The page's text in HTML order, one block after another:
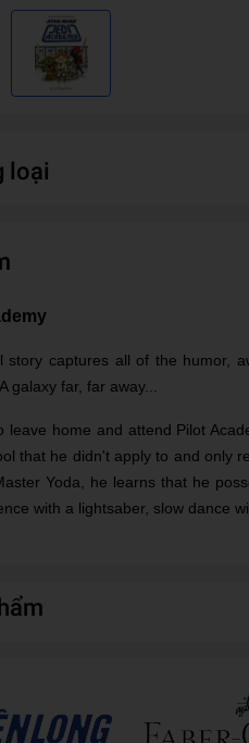
loại
story captures all of the humor,
galaxy far, far away...
leave home and attend Pilot
that he didn't apply to and only
Yoda, he learns that he
with a lightsaber, slow dance